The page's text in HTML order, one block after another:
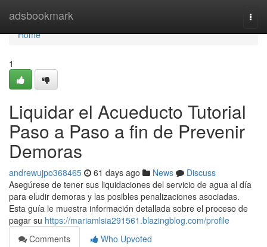
adsbookmark
Home
Home
1
Liquidar el Acueducto Tutorial
Paso a Paso a fin de Prevenir
Demoras
andrewujpo368465 61 days ago News
Discuss
Asegúrese de tener sus liquidaciones del servicio de agua al día
para eludir demoras y las posibles penalizaciones asociadas.
Esta guía le muestra información detallada sobre el proceso de
pagar su https://mariamlsia291561.blazingblog.com/profile
Comments
Who Upvoted